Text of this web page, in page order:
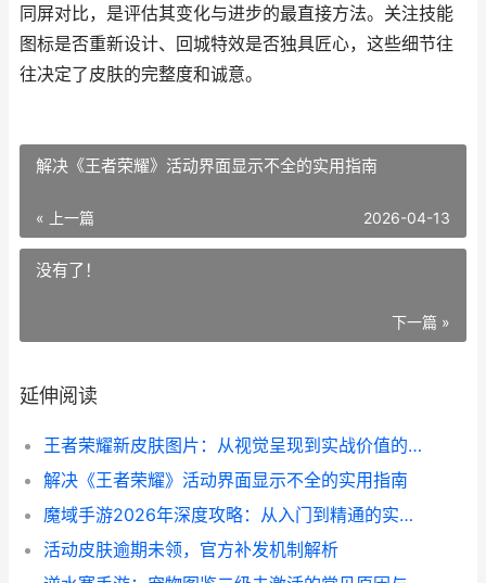
同屏对比，是评估其变化与进步的最直接方法。关注技能
图标是否重新设计、回城特效是否独具匠心，这些细节往
往决定了皮肤的完整度和诚意。
解决《王者荣耀》活动界面显示不全的实用指南
« 上一篇 2026-04-13
没有了！
下一篇 »
延伸阅读
王者荣耀新皮肤图片：从视觉呈现到实战价值的深度解析
解决《王者荣耀》活动界面显示不全的实用指南
魔域手游2026年深度攻略：从入门到精通的实战指南
活动皮肤逾期未领，官方补发机制解析